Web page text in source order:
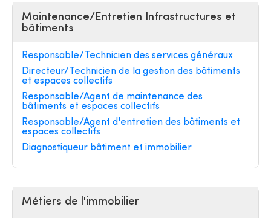
Maintenance/Entretien Infrastructures et
bâtiments
Responsable/Technicien des services généraux
Directeur/Technicien de la gestion des bâtiments
et espaces collectifs
Responsable/Agent de maintenance des
bâtiments et espaces collectifs
Responsable/Agent d'entretien des bâtiments et
espaces collectifs
Diagnostiqueur bâtiment et immobilier
Métiers de l'immobilier